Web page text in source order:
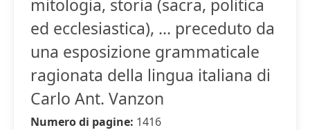
mitologia, storia (sacra, politica
ed ecclesiastica), ... preceduto da
una esposizione grammaticale
ragionata della lingua italiana di
Carlo Ant. Vanzon
Numero di pagine: 1416